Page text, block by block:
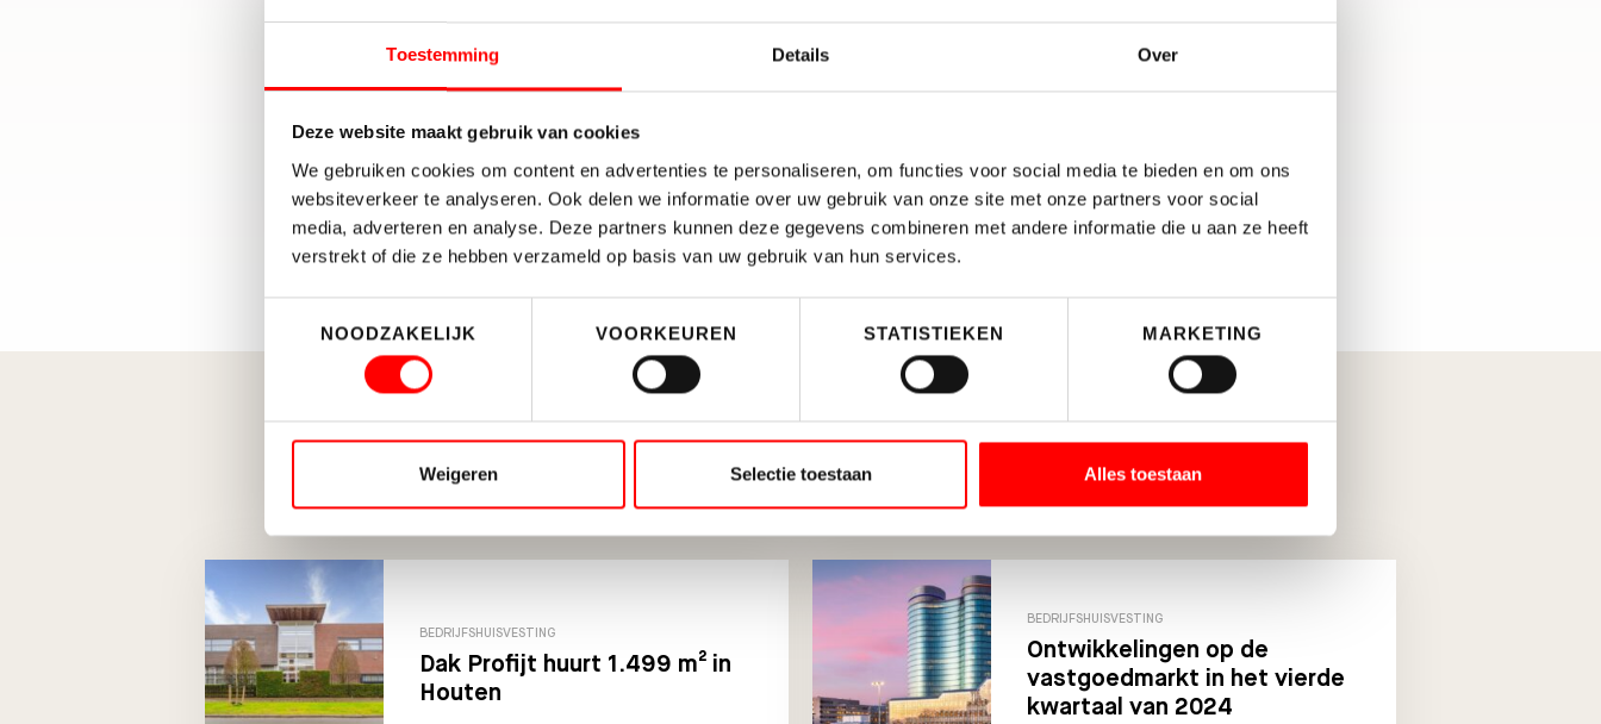
Toestemming Details Over
Deze website maakt gebruik van cookies
We gebruiken cookies om content en advertenties te personaliseren, om functies voor social media te bieden en om ons
websiteverkeer te analyseren. Ook delen we informatie over uw gebruik van onze site met onze partners voor social
media, adverteren en analyse. Deze partners kunnen deze gegevens combineren met andere informatie die u aan ze heeft
verstrekt of die ze hebben verzameld op basis van uw gebruik van hun services.
NOODZAKELIJK
VOORKEUREN STATISTIEKEN MARKETING
Weigeren Selectie toestaan Alles toestaan
Gerelateerde berichten
BEDRIJFSHUISVESTING
Dak Profijt huurt 1.499 m² in
Houten
BEDRIJFSHUISVESTING
Ontwikkelingen op de
vastgoedmarkt in het vierde
kwartaal van 2024